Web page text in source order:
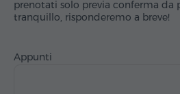
prenotati solo previa conferma da
tranquillo, risponderemo a breve!
Appunti